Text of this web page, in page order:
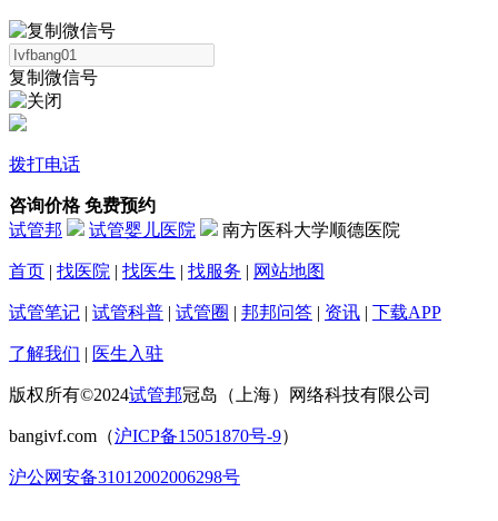
复制微信号
拨打电话
咨询价格 免费预约
试管邦
试管婴儿医院 南方医科大学顺德医院
首页 | 找医院 | 找医生 | 找服务 | 网站地图
试管笔记 | 试管科普 | 试管圈 | 邦邦问答 | 资讯 | 下载APP
了解我们 | 医生入驻
版权所有©2024试管邦冠岛（上海）网络科技有限公司
bangivf.com（沪ICP备15051870号-9）
沪公网安备31012002006298号